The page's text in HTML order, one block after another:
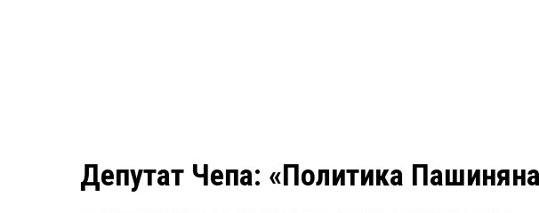
Депутат Чепа: «Политика